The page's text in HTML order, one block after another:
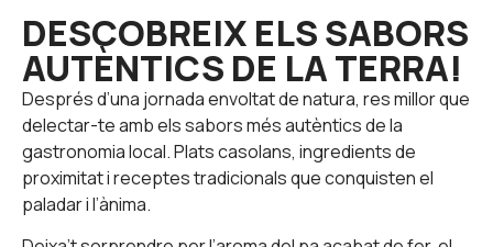
DESCOBREIX ELS SABORS
AUTÈNTICS DE LA TERRA!
Després d’una jornada envoltat de natura, res millor que
delectar-te amb els sabors més autèntics de la
gastronomia local. Plats casolans, ingredients de
proximitat i receptes tradicionals que conquisten el
paladar i l’ànima.